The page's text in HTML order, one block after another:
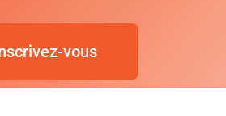
vous